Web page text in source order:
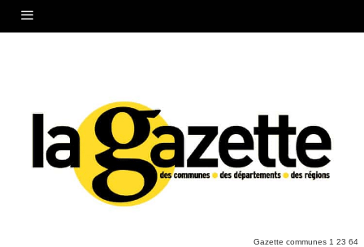
Gazette communes 1 23 64